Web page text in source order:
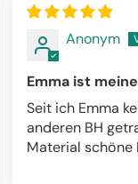
Anonym
Emma ist
Seit ich Emma
anderen BH
Material schöne